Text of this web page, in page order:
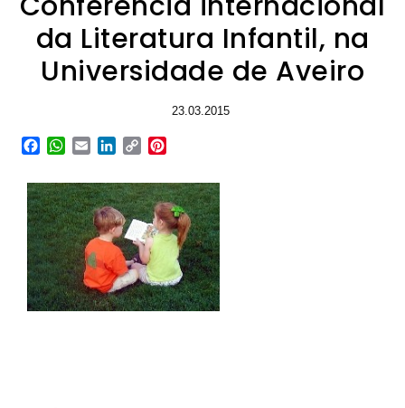
da Literatura Infantil, na
Universidade de Aveiro
23.03.2015
Facebook
WhatsApp
EmailLinkedIn
Copy